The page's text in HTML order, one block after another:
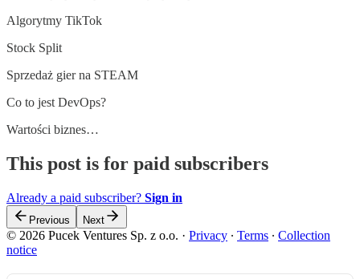
Algorytmy TikTok
Stock Split
Sprzedaż gier na STEAM
Co to jest DevOps?
Wartości biznes…
This post is for paid subscribers
Already a paid subscriber? Sign in
Previous Next
© 2026 Pucek Ventures Sp. z o.o. · Privacy ∙ Terms ∙ Collection
notice